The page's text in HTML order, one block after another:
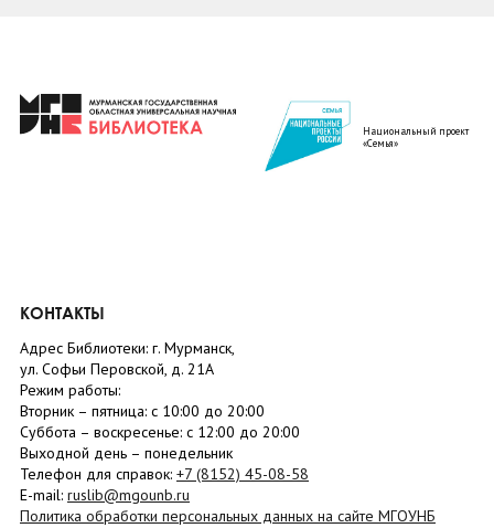
Национальный проект
«Семья»
КОНТАКТЫ
Адрес Библиотеки: г. Мурманск,
ул. Софьи Перовской, д. 21А
Режим работы:
Вторник – пятница: с 10:00 до 20:00
Суббота – воскресенье: c 12:00 до 20:00
Выходной день – понедельник
Телефон для справок: +7 (8152) 45-08-58
E-mail: ruslib@mgounb.ru
Политика обработки персональных данных на сайте МГОУНБ